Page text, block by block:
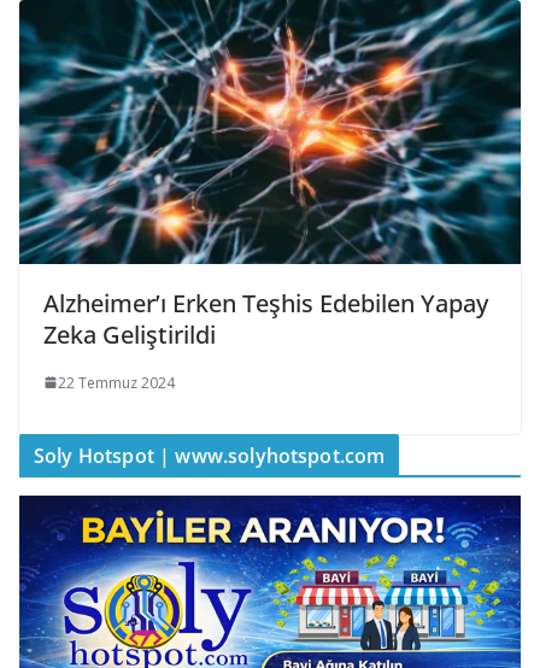
Alzheimer’ı Erken Teşhis Edebilen Yapay
Zeka Geliştirildi
22 Temmuz 2024
Soly Hotspot | www.solyhotspot.com